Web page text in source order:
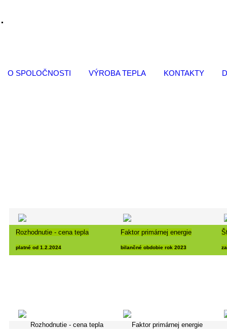
.
O SPOLOČNOSTI VÝROBA TEPLA KONTAKTY
Rozhodnutie - cena tepla Faktor primárnej energie
platné od 1.2.2024 bilančné obdobie rok 2023
Rozhodnutie - cena tepla Faktor primárnej energie